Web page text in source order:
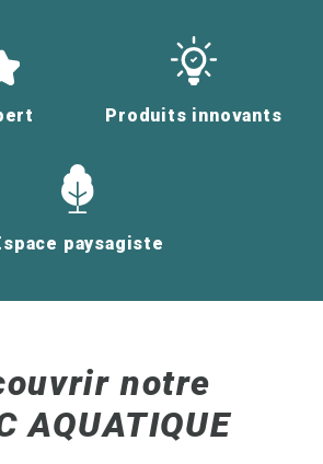
Produits innovants
paysagiste
notre
AQUATIQUE